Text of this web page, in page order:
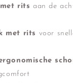
rits aan de
met rits voor